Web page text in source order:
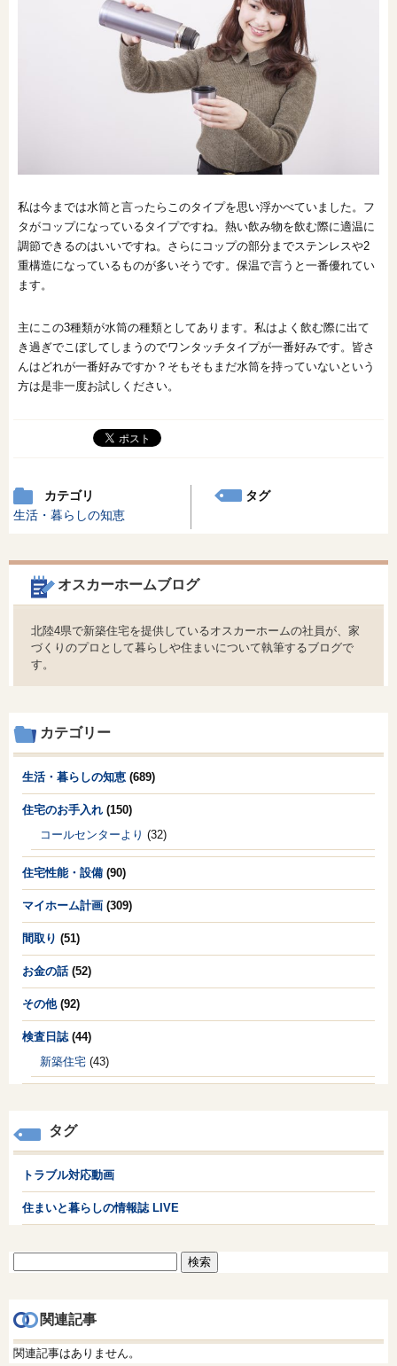
私は今までは水筒と言ったらこのタイプを思い浮かべていました。フ
タがコップになっているタイプですね。熱い飲み物を飲む際に適温に
調節できるのはいいですね。さらにコップの部分までステンレスや2
重構造になっているものが多いそうです。保温で言うと一番優れてい
ます。
主にこの3種類が水筒の種類としてあります。私はよく飲む際に出て
き過ぎでこぼしてしまうのでワンタッチタイプが一番好みです。皆さ
んはどれが一番好みですか？そもそもまだ水筒を持っていないという
方は是非一度お試しください。
カテゴリ
生活・暮らしの知恵
タグ
オスカーホームブログ
北陸4県で新築住宅を提供しているオスカーホームの社員が、家
づくりのプロとして暮らしや住まいについて執筆するブログで
す。
カテゴリー
生活・暮らしの知恵 (689)
住宅のお手入れ (150)
コールセンターより (32)
住宅性能・設備 (90)
マイホーム計画 (309)
間取り (51)
お金の話(52)
その他(92)
検査日誌(44)
新築住宅 (43)
タグ
トラブル対応動画
住まいと暮らしの情報誌 LIVE
関連記事
関連記事はありません。